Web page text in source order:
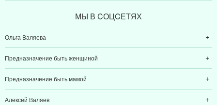
МЫ В CОЦCЕТЯХ
Ольга Валяева
Предназначение быть женщиной
Предназначение быть мамой
Алексей Валяев